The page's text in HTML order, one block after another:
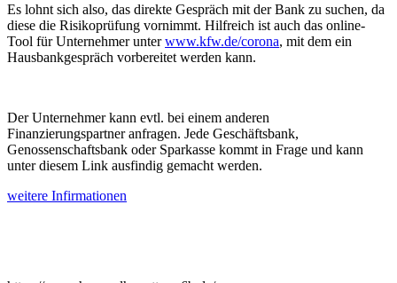
Es lohnt sich also, das direkte Gespräch mit der Bank zu suchen, da
diese die Risikoprüfung vornimmt. Hilfreich ist auch das online-
Tool für Unternehmer unterwww.kfw.de/corona, mit dem ein
Hausbankgespräch vorbereitet werden kann.
Der Unternehmer kann evtl. bei einem anderen
Finanzierungspartner anfragen. Jede Geschäftsbank,
Genossenschaftsbank oder Sparkasse kommt in Frage und kann
unter diesem Link ausfindig gemacht werden.
weitere Infirmationen